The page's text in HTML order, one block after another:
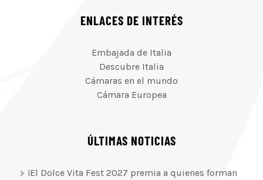
ENLACES DE INTERÉS
Embajada de Italia
Descubre Italia
Cámaras en el mundo
Cámara Europea
ÚLTIMAS NOTICIAS
¡El Dolce Vita Fest 2027 premia a quienes forman